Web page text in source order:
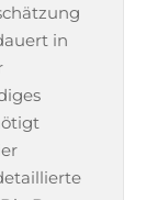
in